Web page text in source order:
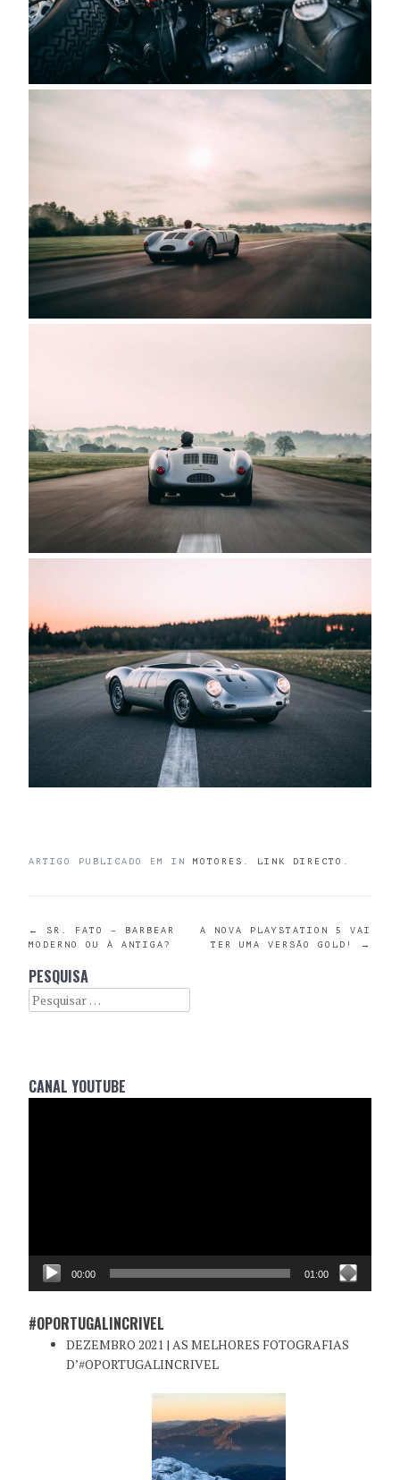
ARTIGO PUBLICADO EM IN MOTORES LINK DIRECTO
POST
NAVIGATION
←
SR. FATO – BARBEAR
MODERNO OU À ANTIGA?
A NOVA PLAYSTATION 5 VAI
TER UMA VERSÃO GOLD!
→
PESQUISA
Search
CANAL YOUTUBE
00:00 01:00
#OPORTUGALINCRIVEL
DEZEMBRO 2021 | AS MELHORES FOTOGRAFIAS
D’#OPORTUGALINCRIVEL